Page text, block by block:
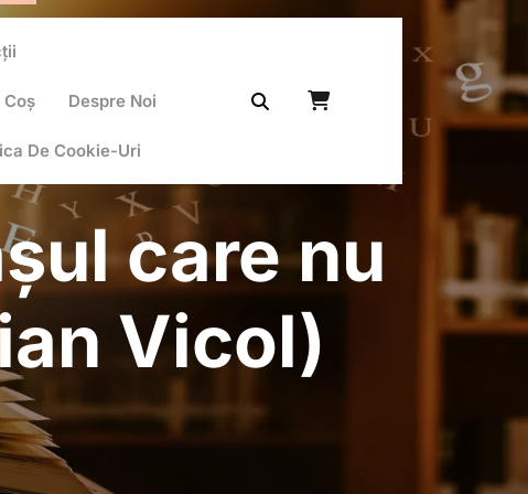
Coș Despre Noi
De Cookie-Uri
care nu
Vicol)